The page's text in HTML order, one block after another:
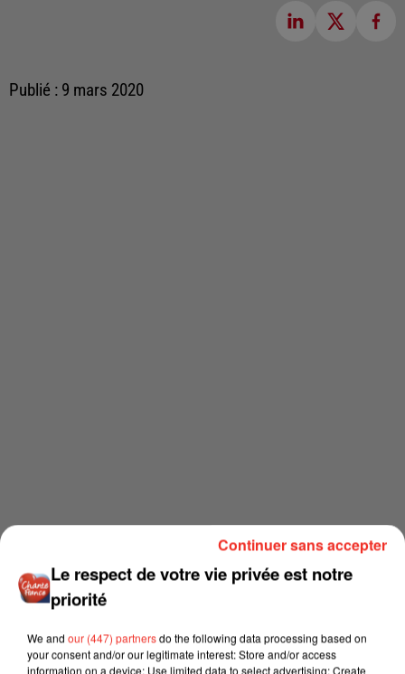
Publié : 9 mars 2020
Le respect de votre vie privée est notre
priorité
We and our (447) partnersdo the following data processing based on
your consent and/or our legitimate interest: Store and/or access
information on a device; Use limited data to select advertising; Create
Continuer sans accepter